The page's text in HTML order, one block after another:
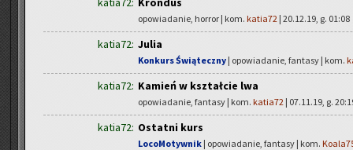
opowiadanie, horror | kom. katia72 | 20.12.19, g. 01:08
katia72: Julia
Konkurs Świąteczny | opowiadanie, fantasy | kom.
katia72: Kamień w kształcie lwa
opowiadanie, fantasy | kom. katia72 | 07.11.19, g.
katia72: Ostatni kurs
LocoMotywnik | opowiadanie, fantasy | kom.